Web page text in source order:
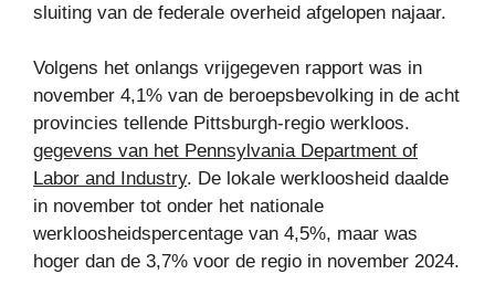
sluiting van de federale overheid afgelopen najaar.
Volgens het onlangs vrijgegeven rapport was in
november 4,1% van de beroepsbevolking in de acht
provincies tellende Pittsburgh-regio werkloos.
gegevens van het Pennsylvania Department of
Labor and Industry. De lokale werkloosheid daalde
in november tot onder het nationale
werkloosheidspercentage van 4,5%, maar was
hoger dan de 3,7% voor de regio in november 2024.